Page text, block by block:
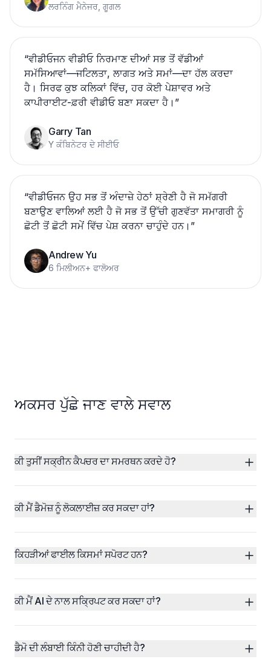
ਲਰਨਿੰਗ ਮੈਨੇਜਰ, ਗੂਗਲ
“ਵੀਡੀਓਜਨ ਵੀਡੀਓ ਨਿਰਮਾਣ ਦੀਆਂ ਸਭ ਤੋਂ ਵੱਡੀਆਂ
ਸਮੱਸਿਆਵਾਂ—ਜਟਿਲਤਾ, ਲਾਗਤ ਅਤੇ ਸਮਾਂ—ਦਾ ਹੱਲ ਕਰਦਾ
ਹੈ। ਸਿਰਫ ਕੁਝ ਕਲਿਕਾਂ ਵਿੱਚ, ਹਰ ਕੋਈ ਪੇਸ਼ਾਵਰ ਅਤੇ
ਕਾਪੀਰਾਈਟ-ਫ਼ਰੀ ਵੀਡੀਓ ਬਣਾ ਸਕਦਾ ਹੈ। ”
Garry Tan
Y ਕੰਬਿਨੇਟਰ ਦੇ ਸੀਈਓ
“ਵੀਡੀਓਜਨ ਉਹ ਸਭ ਤੋਂ ਅੰਦਾਜ਼ੇ ਹੇਠਾਂ ਸ਼੍ਰੇਣੀ ਹੈ ਜੋ ਸਮੱਗਰੀ
ਬਣਾਉਣ ਵਾਲਿਆਂ ਲਈ ਹੈ ਜੋ ਸਭ ਤੋਂ ਉੱਚੀ ਗੁਣਵੱਤਾ ਸਮਾਗਰੀ ਨੂੰ
ਛੋਟੀ ਤੋਂ ਛੋਟੀ ਸਮੇਂ ਵਿੱਚ ਪੇਸ਼ ਕਰਨਾ ਚਾਹੁੰਦੇ ਹਨ। ”
Andrew Yu
6 ਮਿਲੀਅਨ+ ਫਾਲੋਅਰ
ਅਕਸਰ ਪੁੱਛੇ ਜਾਣ ਵਾਲੇ ਸਵਾਲ
ਕੀ ਤੁਸੀਂ ਸਕ੍ਰੀਨ ਕੈਪਚਰ ਦਾ ਸਮਰਥਨ ਕਰਦੇ ਹੋ?
ਕੀ ਮੈਂ ਡੈਮੋਜ਼ ਨੂੰ ਲੋਕਲਾਈਜ਼ ਕਰ ਸਕਦਾ ਹਾਂ?
ਕਿਹੜੀਆਂ ਫਾਈਲ ਕਿਸਮਾਂ ਸਪੋਰਟ ਹਨ?
ਕੀ ਮੈਂ AI ਦੇ ਨਾਲ ਸਕ੍ਰਿਪਟ ਕਰ ਸਕਦਾ ਹਾਂ?
ਡੈਮੋ ਦੀ ਲੰਬਾਈ ਕਿੰਨੀ ਹੋਣੀ ਚਾਹੀਦੀ ਹੈ?